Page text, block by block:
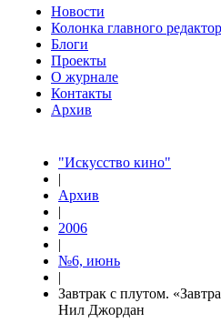
Новости
Колонка главного
Блоги
Проекты
О журнале
Контакты
Архив
"Искусство кино"
|
Архив
|
2006
|
№6, июнь
|
Завтрак с плутом.
Нил Джордан